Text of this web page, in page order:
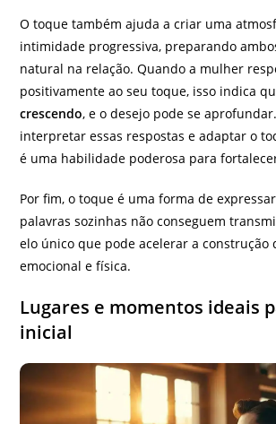
O toque também ajuda a criar uma
intimidade progressiva, preparando
natural na relação. Quando a mulher
positivamente ao seu toque, isso indica
crescendo, e o desejo pode se
interpretar essas respostas e adaptar o
é uma habilidade poderosa para
Por fim, o toque é uma forma de
palavras sozinhas não conseguem
elo único que pode acelerar a construção
emocional e física.
Lugares e momentos ideais
inicial